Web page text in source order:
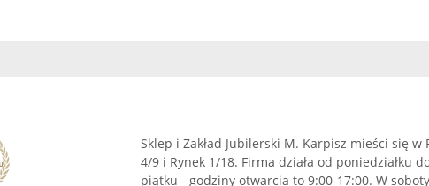
Sklep i Zakład Jubilerski M. Karpisz mieści się w
4/9 i Rynek 1/18. Firma działa od poniedziałku
piątku - godziny otwarcia to 9:00-17:00. W